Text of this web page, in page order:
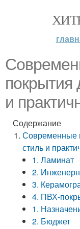
покрытия
и
Содержание
Современные
стиль и
1. Ламинат
2.
3.
4. ПВХ-
1.
2. Бюджет